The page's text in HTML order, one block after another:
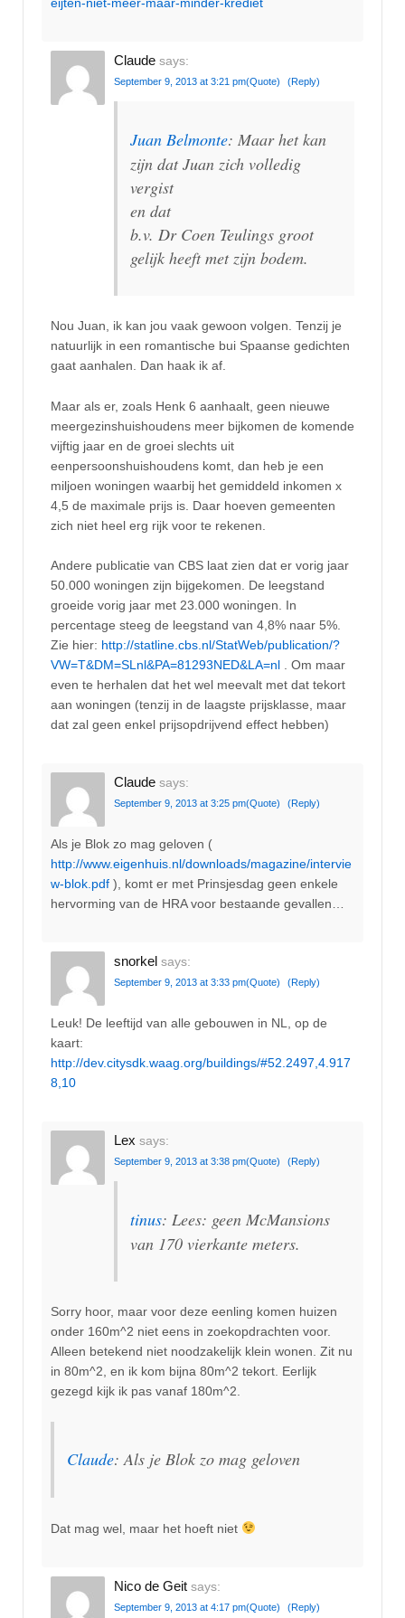
Claude says:
September 9, 2013 at 3:21 pm(Quote) (Reply)
Juan Belmonte: Maar het kan
zijn dat Juan zich volledig
vergist
en dat
b.v. Dr Coen Teulings groot
gelijk heeft met zijn bodem.
Nou Juan, ik kan jou vaak gewoon volgen. Tenzij je
natuurlijk in een romantische bui Spaanse gedichten
gaat aanhalen. Dan haak ik af.
Maar als er, zoals Henk 6 aanhaalt, geen nieuwe
meergezinshuishoudens meer bijkomen de komende
vijftig jaar en de groei slechts uit
eenpersoonshuishoudens komt, dan heb je een
miljoen woningen waarbij het gemiddeld inkomen x
4,5 de maximale prijs is. Daar hoeven gemeenten
zich niet heel erg rijk voor te rekenen.
Andere publicatie van CBS laat zien dat er vorig jaar
50.000 woningen zijn bijgekomen. De leegstand
groeide vorig jaar met 23.000 woningen. In
percentage steeg de leegstand van 4,8% naar 5%.
Zie hier: http://statline.cbs.nl/StatWeb/publication/?
VW=T&DM=SLnl&PA=81293NED&LA=nl . Om maar
even te herhalen dat het wel meevalt met dat tekort
aan woningen (tenzij in de laagste prijsklasse, maar
dat zal geen enkel prijsopdrijvend effect hebben)
Claude says:
September 9, 2013 at 3:25 pm(Quote) (Reply)
Als je Blok zo mag geloven (
http://www.eigenhuis.nl/downloads/magazine/intervie
w-blok.pdf ), komt er met Prinsjesdag geen enkele
hervorming van de HRA voor bestaande gevallen…
snorkel says:
September 9, 2013 at 3:33 pm(Quote) (Reply)
Leuk! De leeftijd van alle gebouwen in NL, op de
kaart:
http://dev.citysdk.waag.org/buildings/#52.2497,4.917
8,10
Lex says:
September 9, 2013 at 3:38 pm(Quote) (Reply)
tinus: Lees: geen McMansions
van 170 vierkante meters.
Sorry hoor, maar voor deze eenling komen huizen
onder 160m^2 niet eens in zoekopdrachten voor.
Alleen betekend niet noodzakelijk klein wonen. Zit nu
in 80m^2, en ik kom bijna 80m^2 tekort. Eerlijk
gezegd kijk ik pas vanaf 180m^2.
Claude: Als je Blok zo mag geloven
Dat mag wel, maar het hoeft niet
Nico de Geit says:
September 9, 2013 at 4:17 pm(Quote) (Reply)